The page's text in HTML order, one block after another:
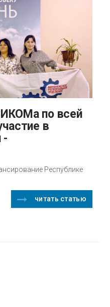
в
-
Республике
читать статью